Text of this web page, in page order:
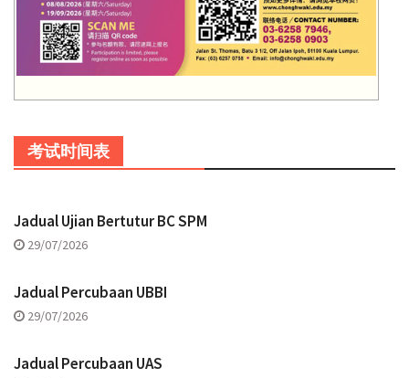
考试时间表
Jadual Ujian Bertutur BC SPM
29/07/2026
Jadual Percubaan UBBI
29/07/2026
Jadual Percubaan UAS